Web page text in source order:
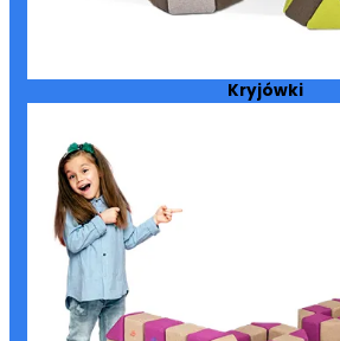
Kryjówki